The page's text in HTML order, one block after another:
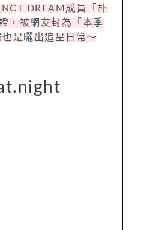
DREAM成員「朴
，被網友封為「本季
是曬出追星日常～